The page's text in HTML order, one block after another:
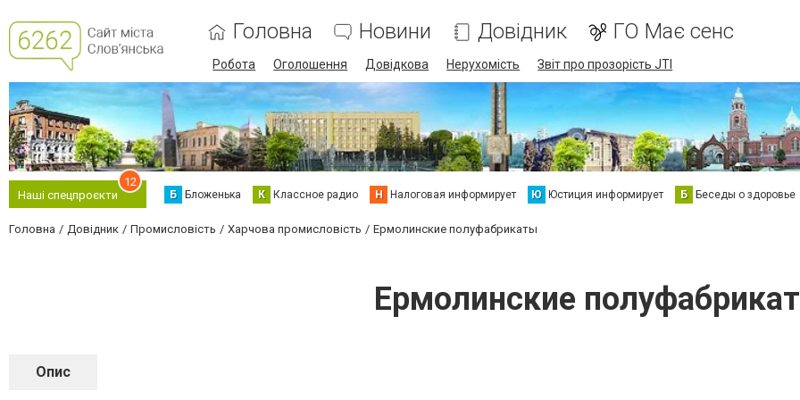
Головна Новини Довідник ГО Має сенс
Робота Оголошення Довідкова Нерухомість Звіт про прозорість JTI
Наші спецпроєкти
12
Б Бложенька К Классное радио Н Налоговая информирует Ю Юстиция информирует Б Беседы о здоровье
Головна Довідник Промисловість Харчова промисловість Ермолинские полуфабрикаты
Ермолинские
Опис